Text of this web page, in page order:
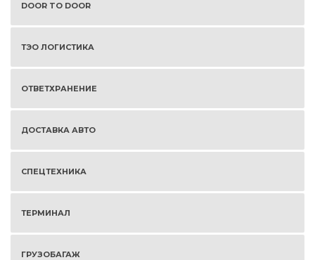
DOOR TO DOOR
ТЭО ЛОГИСТИКА
ОТВЕТХРАНЕНИЕ
ДОСТАВКА АВТО
СПЕЦТЕХНИКА
ТЕРМИНАЛ
ГРУЗОБАГАЖ